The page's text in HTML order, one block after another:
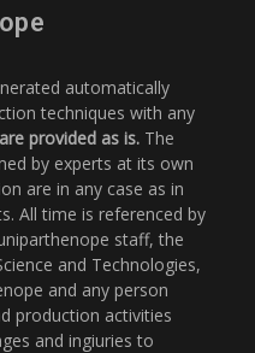
automatically
techniques with any
provided as is. The
by experts at its own
are in any case as in
All time is referenced by
staff, the
and Technologies,
and any person
production activities
and ingiuries to